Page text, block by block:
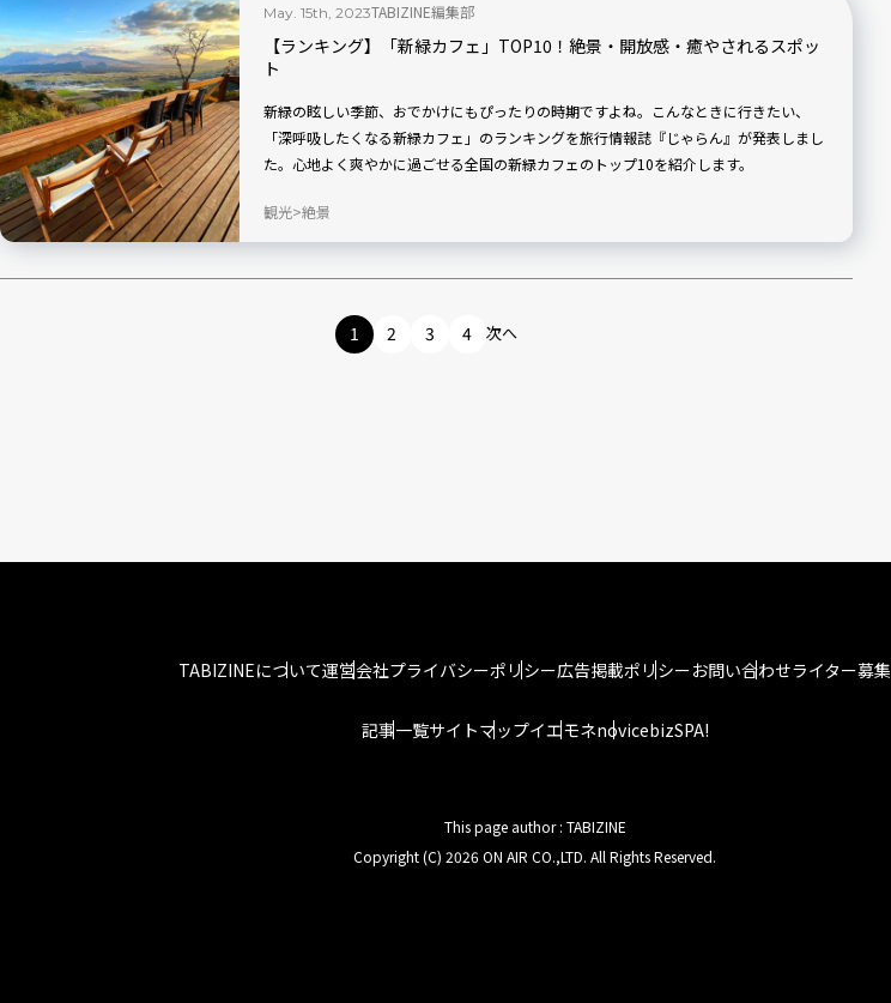
May. 15th, 2023TABIZINE編集部
【ランキング】「新緑カフェ」TOP10！絶景・開放感・癒やされるスポッ
ト
新緑の眩しい季節、おでかけにもぴったりの時期ですよね。こんなときに行きたい、
「深呼吸したくなる新緑カフェ」のランキングを旅行情報誌『じゃらん』が発表しまし
た。心地よく爽やかに過ごせる全国の新緑カフェのトップ10を紹介します。
観光 絶景
1 2 3 4 次へ
TABIZINEについて運営会社プライバシーポリシー広告掲載ポリシーお問い合わせライター募集
記事一覧サイトマップイエモネnovicebizSPA!
This page author : TABIZINE
Copyright (C) 2026 ON AIR CO.,LTD. All Rights Reserved.